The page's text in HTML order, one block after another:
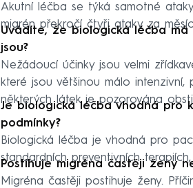
Akutní léčba se týká samotné
migrén překročí čtyři ataky za
Uvádíte, že biologická léčba má
jsou?
Nežádoucí účinky jsou velmi
které jsou většinou málo
některých látek je pozorována
Je biologická léčba vhodná pro
podmínky?
Biologická léčba je vhodná pro
standardních preventivních
Postihuje migréna častěji ženy
Migréna častěji postihuje ženy.